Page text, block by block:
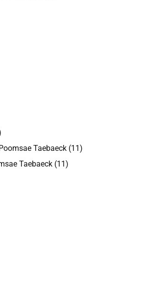
Taebaeck (11)
Taebaeck (11)